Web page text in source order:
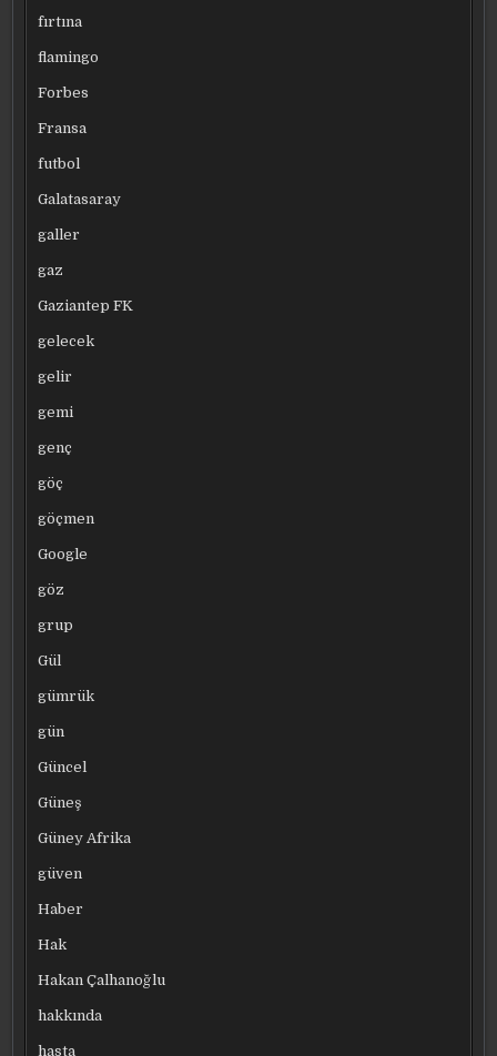
fırtına
flamingo
Forbes
Fransa
futbol
Galatasaray
galler
gaz
Gaziantep FK
gelecek
gelir
gemi
genç
göç
göçmen
Google
göz
grup
Gül
gümrük
gün
Güncel
Güneş
Güney Afrika
güven
Haber
Hak
Hakan Çalhanoğlu
hakkında
hasta